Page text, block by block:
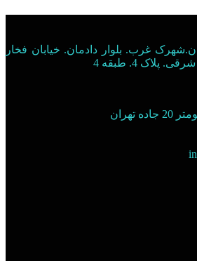
غرب. بلوار دادمان. خیابان فخار
4. طبقه 4
تهران